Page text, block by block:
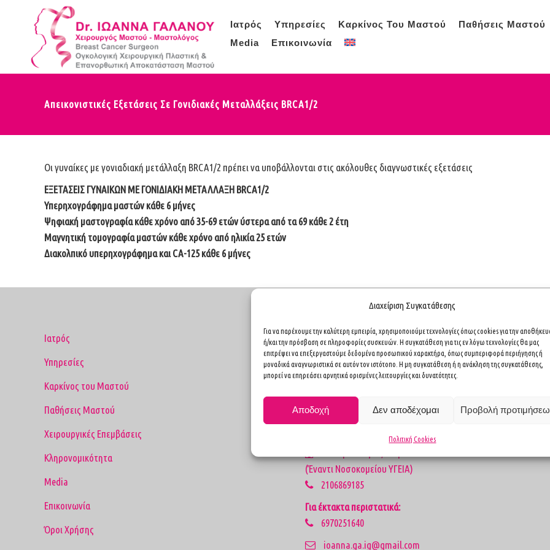
Διαχείριση Συγκατάθεσης
Για να παρέχουμε την καλύτερη εμπειρία, χρησιμοποιούμε τεχνολογίες όπως cookies για την
ή/και την πρόσβαση σε πληροφορίες συσκευών. Η συγκατάθεση για τις εν λόγω τεχνολογίες θα μας
επιτρέψει να επεξεργαστούμε δεδομένα προσωπικού χαρακτήρα, όπως συμπεριφορά περιήγησης ή
μοναδικά αναγνωριστικά σε αυτόν τον ιστότοπο. Η μη συγκατάθεση ή η ανάκληση της συγκατάθεσης,
μπορεί να επηρεάσει αρνητικά ορισμένες λειτουργίες και δυνατότητες.
Αποδοχή Δεν αποδέχομαι Προβολή
Πολιτική Cookies
Ιατρός Υπηρεσίες Καρκίνος Του Μαστού Παθήσεις Μαστού
Media
Επικοινωνία
Απεικονιστικές Εξετάσεις Σε Γονιδιακές Μεταλλάξεις BRCA1/2
Οι γυναίκες με γονιαδιακή μετάλλαξη BRCA1/2 πρέπει να υποβάλλονται στις ακόλουθες διαγνωστικές εξετάσεις
ΕΞΕΤΑΣΕΙΣ ΓΥΝΑΙΚΩΝ ΜΕ ΓΟΝΙΔΙΑΚΗ ΜΕΤΑΛΛΑΞΗ BRCA1/2
Υπερηχογράφημα μαστών κάθε 6 μήνες
Ψηφιακή μαστογραφία κάθε χρόνο από 35-69 ετών ύστερα από τα 69 κάθε 2 έτη
Μαγνητική τομογραφία μαστών κάθε χρόνο από ηλικία 25 ετών
Διακολπικό υπερηχογράφημα και CA-125 κάθε 6 μήνες
Ιατρός
Υπηρεσίες
Καρκίνος του Μαστού
Παθήσεις Μαστού
Χειρουργικές Επεμβάσεις
Κληρονομικότητα
Media
Επικοινωνία
Όροι Χρήσης
Επικοινωνία
1ο Ιατρείο
Καισαρείας 4, Αθήνα Τ.Κ. 11527
(Πλησίον Ιπποκρατείου Νοσοκομείου)
2117352341
(Έναντι Νοσοκομείου ΥΓΕΙΑ)
2106869185
Για έκτακτα περιστατικά:
6970251640
ioanna.ga.ig@gmail.com